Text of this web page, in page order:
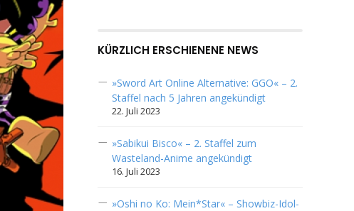
KÜRZLICH ERSCHIENENE NEWS
»Sword Art Online Alternative: GGO« – 2.
Staffel nach 5 Jahren angekündigt
22. Juli 2023
»Sabikui Bisco« – 2. Staffel zum
Wasteland-Anime angekündigt
16. Juli 2023
»Oshi no Ko: Mein*Star« – Showbiz-Idol-